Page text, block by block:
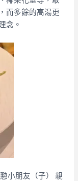
而多餘的高湯更
念。
小朋友（子） 親